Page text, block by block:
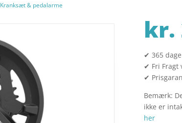
Kranksæt & pedalarme
kr.
✔ 365
✔ Fri Fragt
✔
Bemærk:
ikke er
her